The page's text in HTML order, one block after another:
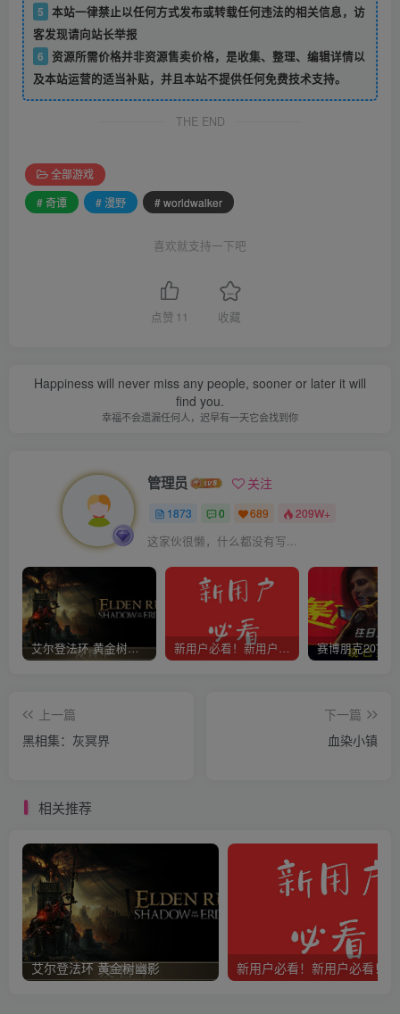
5 本站一律禁止以任何方式发布或转载任何违法的相关信息，访
客发现请向站长举报
6
资源所需价格并非资源售卖价格，是收集、整理、编辑详情以
及本站运营的适当补贴，并且本站不提供任何免费技术支持。
THE END
全部游戏
# 奇谭
# 漫野 # worldwalker
喜欢就支持一下吧
点赞 11 收藏
Happiness will never miss any people, sooner or later it will
find you.
幸福不会遗漏任何人，迟早有一天它会找到你
管理员 关注
1873 0 689 209W+
这家伙很懒，什么都没有写...
艾尔登法环 黄金树幽影 新用户必看！新用户必看！新用户必看！！！
上一篇
黑相集：灰冥界
下一篇
血染小镇
相关推荐
艾尔登法环 黄金树幽影